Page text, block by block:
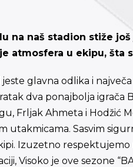
na naš stadion stiže
atmosfera u ekipu, šta
glavna odlika i
dva ponajbolja igrača
Frljak Ahmeta i Hodžić
utakmicama. Sasvim
Izuzetno respektujemo
Visoko je ove sezone